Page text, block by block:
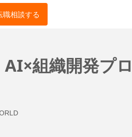
職相談する
AI×組織開発プ